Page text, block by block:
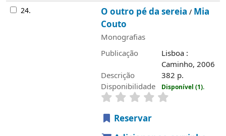
24. O outro pé da sereia / Mia
Couto
Monografias
Publicação
Lisboa :
Caminho, 2006
Descrição
382 p.
Disponibilidade
Disponível (1).
Reservar